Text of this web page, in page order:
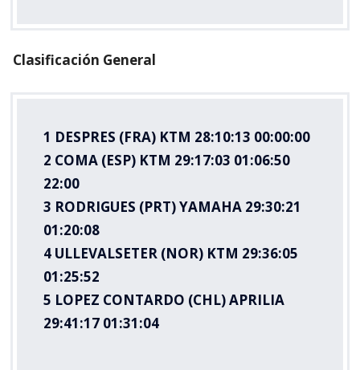
Clasificación General
1 DESPRES (FRA) KTM 28:10:13 00:00:00
2 COMA (ESP) KTM 29:17:03 01:06:50
22:00
3 RODRIGUES (PRT) YAMAHA 29:30:21
01:20:08
4 ULLEVALSETER (NOR) KTM 29:36:05
01:25:52
5 LOPEZ CONTARDO (CHL) APRILIA
29:41:17 01:31:04